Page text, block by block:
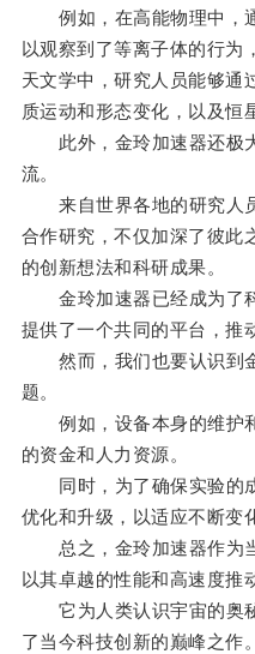
例如，在高能物理中，
以观察到了等离子体的行为
天文学中，研究人员能够通
质运动和形态变化，以及恒
此外，金玲加速器还极
流。
来自世界各地的研究人
合作研究，不仅加深了彼此
的创新想法和科研成果。
金玲加速器已经成为了
提供了一个共同的平台，推
然而，我们也要认识到
题。
例如，设备本身的维护
的资金和人力资源。
同时，为了确保实验的
优化和升级，以适应不断变
总之，金玲加速器作为当
以其卓越的性能和高速度推
它为人类认识宇宙的奥
了当今科技创新的巅峰之作。